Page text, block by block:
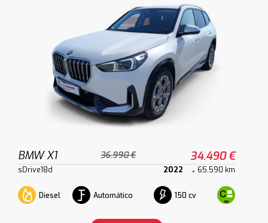
BMW X1 36.990 € 34.490 €
sDrive18d 2022 65.590 km
Diesel Automático 150 cv